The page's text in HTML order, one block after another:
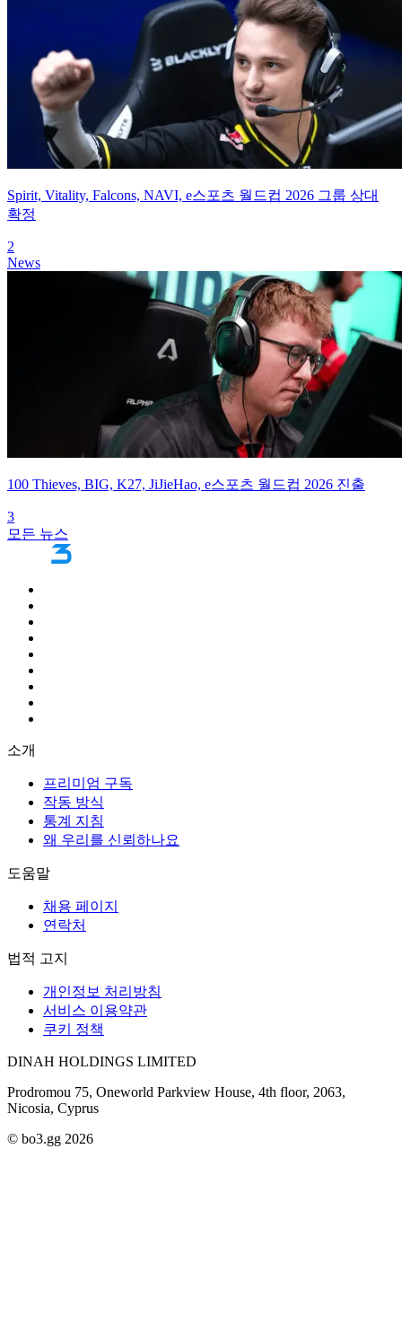
Spirit, Vitality, Falcons, NAVI, e스포츠 월드컵 2026 그룹 상대
확정
2
News
100 Thieves, BIG, K27, JiJieHao, e스포츠 월드컵 2026 진출
3
모든 뉴스
소개
프리미엄 구독
작동 방식
통계 지침
왜 우리를 신뢰하나요
도움말
채용 페이지
연락처
법적 고지
개인정보 처리방침
서비스 이용약관
쿠키 정책
DINAH HOLDINGS LIMITED
Prodromou 75, Oneworld Parkview House, 4th floor, 2063,
Nicosia, Cyprus
© bo3.gg 2026